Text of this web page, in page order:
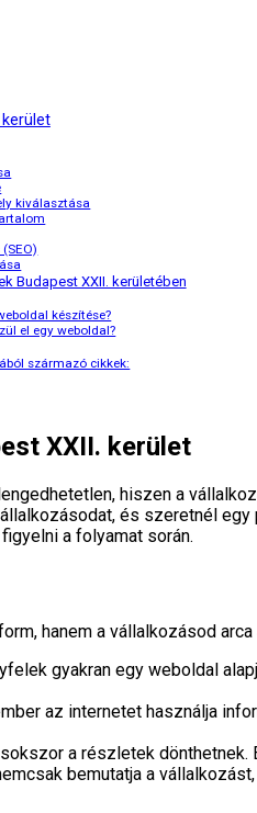
kiválasztása
Budapest XXII. kerületében
készítése?
el egy weboldal?
származó cikkek:
XXII. kerület
hiszen a
és szeretnél
a folyamat során.
hanem a vállalkozásod
gyakran egy weboldal
az internetet használja
a részletek dönthetnek.
bemutatja a